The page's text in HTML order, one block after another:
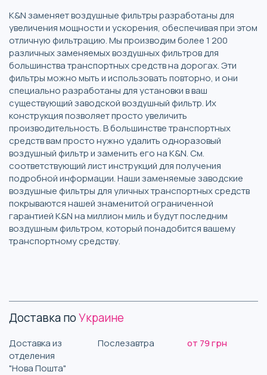
K&N заменяет воздушные фильтры разработаны для
увеличения мощности и ускорения, обеспечивая при этом
отличную фильтрацию. Мы производим более 1 200
различных заменяемых воздушных фильтров для
большинства транспортных средств на дорогах. Эти
фильтры можно мыть и использовать повторно, и они
специально разработаны для установки в ваш
существующий заводской воздушный фильтр. Их
конструкция позволяет просто увеличить
производительность. В большинстве транспортных
средств вам просто нужно удалить одноразовый
воздушный фильтр и заменить его на K&N. См.
соответствующий лист инструкций для получения
подробной информации. Наши заменяемые заводские
воздушные фильтры для уличных транспортных средств
покрываются нашей знаменитой ограниченной
гарантией K&N на миллион миль и будут последним
воздушным фильтром, который понадобится вашему
транспортному средству.
Доставка поУкраине
Доставка из
отделения
"Нова Пошта"
Послезавтра от 79 грн